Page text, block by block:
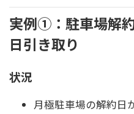
実例①：駐車場解
日引き取り
状況
月極駐車場の解約日